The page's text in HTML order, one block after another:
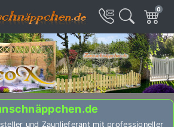
0
und Zaunlieferant mit professioneller